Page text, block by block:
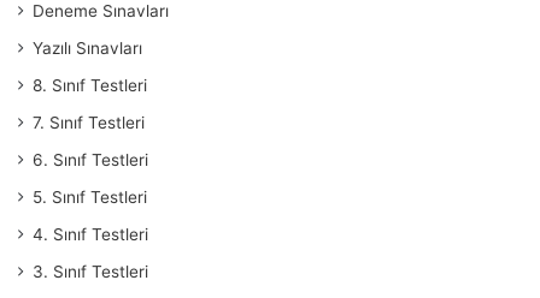
Deneme Sınavları
Yazılı Sınavları
8. Sınıf Testleri
7. Sınıf Testleri
6. Sınıf Testleri
5. Sınıf Testleri
4. Sınıf Testleri
3. Sınıf Testleri